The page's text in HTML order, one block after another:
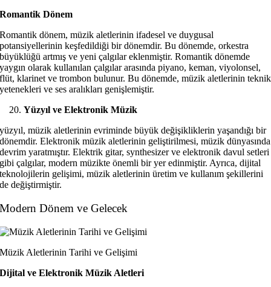
Romantik Dönem
Romantik dönem, müzik aletlerinin ifadesel ve duygusal
potansiyellerinin keşfedildiği bir dönemdir. Bu dönemde, orkestra
büyüklüğü artmış ve yeni çalgılar eklenmiştir. Romantik dönemde
yaygın olarak kullanılan çalgılar arasında piyano, keman, viyolonsel,
flüt, klarinet ve trombon bulunur. Bu dönemde, müzik aletlerinin teknik
yetenekleri ve ses aralıkları genişlemiştir.
Yüzyıl ve Elektronik Müzik
yüzyıl, müzik aletlerinin evriminde büyük değişikliklerin yaşandığı bir
dönemdir. Elektronik müzik aletlerinin geliştirilmesi, müzik dünyasında
devrim yaratmıştır. Elektrik gitar, synthesizer ve elektronik davul setleri
gibi çalgılar, modern müzikte önemli bir yer edinmiştir. Ayrıca, dijital
teknolojilerin gelişimi, müzik aletlerinin üretim ve kullanım şekillerini
de değiştirmiştir.
Modern Dönem ve Gelecek
Müzik Aletlerinin Tarihi ve Gelişimi
Dijital ve Elektronik Müzik Aletleri